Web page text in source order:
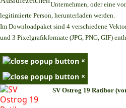
Unternehmen, oder eine
legitimierte Person, herunterladen werden.
Im Downloadpaket sind 4 verschiedene
und 3 Pixelgrafikformate (JPG, PNG, GIF)
×
×
SV Ostrog 19 Ratibor